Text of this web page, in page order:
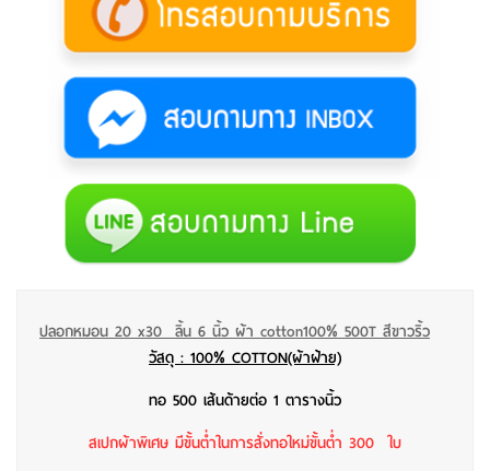
ปลอกหมอน 20 x30 ลิ้น 6 นิ้ว ผ้า cotton100% 500T สีขาวริ้ว
วัสดุ : 100% COTTON(ผ้าฝ้าย)
ทอ 500 เส้นด้ายต่อ 1 ตารางนิ้ว
สเปกผ้าพิเศษ มีขั้นต่ำในการสั่งทอใหม่ขั้นต่ำ 300 ใบ